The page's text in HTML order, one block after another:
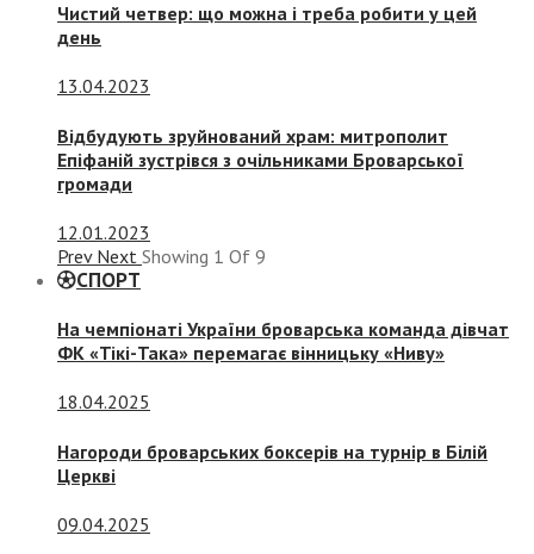
Чистий четвер: що можна і треба робити у цей
день
13.04.2023
Відбудують зруйнований храм: митрополит
Епіфаній зустрівся з очільниками Броварської
громади
12.01.2023
Prev Next Showing 1 Of 9
СПОРТ
На чемпіонаті України броварська команда дівчат
ФК «Тікі-Така» перемагає вінницьку «Ниву»
18.04.2025
Нагороди броварських боксерів на турнір в Білій
Церкві
09.04.2025